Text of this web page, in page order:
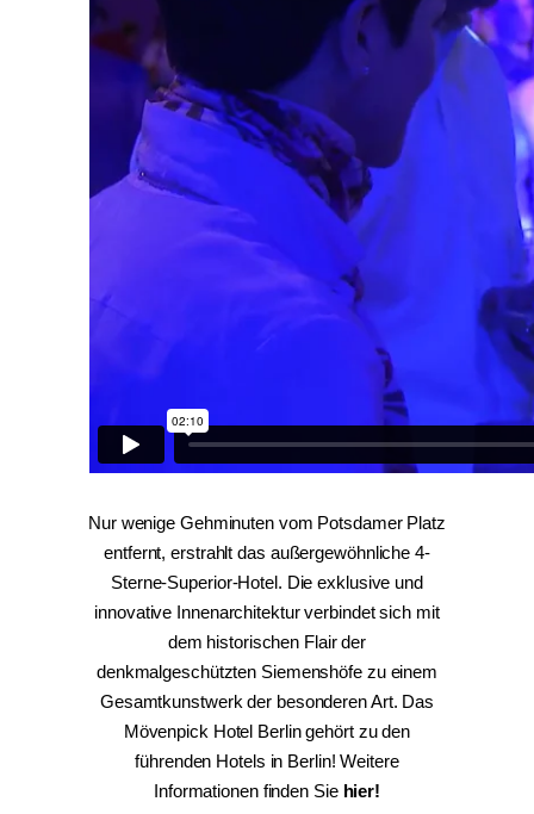
Nur wenige Gehminuten vom Potsdamer Platz
entfernt, erstrahlt das außergewöhnliche 4-
Sterne-Superior-Hotel. Die exklusive und
innovative Innenarchitektur verbindet sich mit
dem historischen Flair der
denkmalgeschützten Siemenshöfe zu einem
Gesamtkunstwerk der besonderen Art. Das
Mövenpick Hotel Berlin gehört zu den
führenden Hotels in Berlin! Weitere
Informationen finden Sie hier!